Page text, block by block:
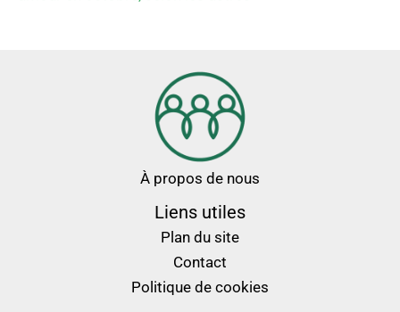
À propos de nous
Liens utiles
Plan du site
Contact
Politique de cookies